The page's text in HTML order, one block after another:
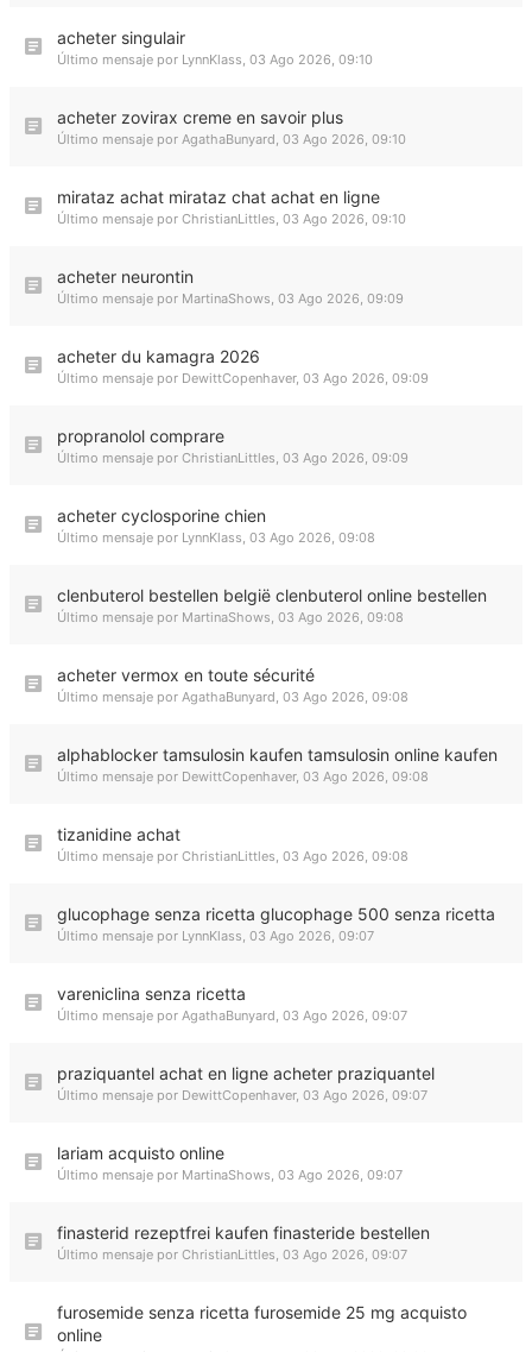
acheter singulair
Último mensaje por LynnKlass, 03 Ago 2026, 09:10
acheter zovirax creme en savoir plus
Último mensaje por AgathaBunyard, 03 Ago 2026, 09:10
mirataz achat mirataz chat achat en ligne
Último mensaje por ChristianLittles, 03 Ago 2026, 09:10
acheter neurontin
Último mensaje por MartinaShows, 03 Ago 2026, 09:09
acheter du kamagra 2026
Último mensaje por DewittCopenhaver, 03 Ago 2026, 09:09
propranolol comprare
Último mensaje por ChristianLittles, 03 Ago 2026, 09:09
acheter cyclosporine chien
Último mensaje por LynnKlass, 03 Ago 2026, 09:08
clenbuterol bestellen belgië clenbuterol online bestellen
Último mensaje por MartinaShows, 03 Ago 2026, 09:08
acheter vermox en toute sécurité
Último mensaje por AgathaBunyard, 03 Ago 2026, 09:08
alphablocker tamsulosin kaufen tamsulosin online kaufen
Último mensaje por DewittCopenhaver, 03 Ago 2026, 09:08
tizanidine achat
Último mensaje por ChristianLittles, 03 Ago 2026, 09:08
glucophage senza ricetta glucophage 500 senza ricetta
Último mensaje por LynnKlass, 03 Ago 2026, 09:07
vareniclina senza ricetta
Último mensaje por AgathaBunyard, 03 Ago 2026, 09:07
praziquantel achat en ligne acheter praziquantel
Último mensaje por DewittCopenhaver, 03 Ago 2026, 09:07
lariam acquisto online
Último mensaje por MartinaShows, 03 Ago 2026, 09:07
finasterid rezeptfrei kaufen finasteride bestellen
Último mensaje por ChristianLittles, 03 Ago 2026, 09:07
furosemide senza ricetta furosemide 25 mg acquisto
online